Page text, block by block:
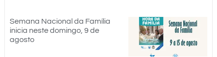
Semana Nacional da Família
inicia neste domingo, 9 de
agosto